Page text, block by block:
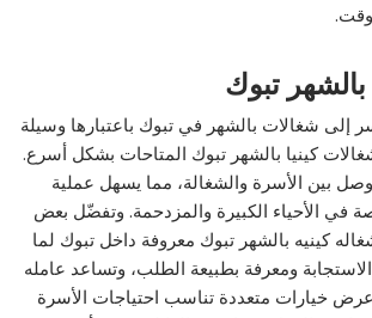
تبوك
إلى شغالات بالشهر في تبوك باعتبارها وسيلة
كينيا بالشهر تبوك المتاحات بشكل أسرع.
وصل بين الأسرة والشغالة، مما يسهل عملية
في الأحياء الكبيرة والمزدحمة. وتفضّل بعض
كينيه بالشهر تبوك معروفة داخل تبوك لما
ومعرفة بطبيعة الطلب، وتساعد عامله
عرض خيارات متعددة تناسب احتياجات الأسرة